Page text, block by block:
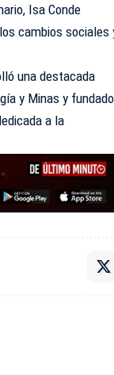
Isa Conde
cambios sociales
una destacada
y Minas y
a la